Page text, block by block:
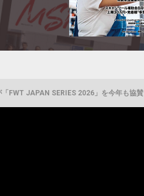
FWT JAPAN SERIES 2026」を今年も協賛